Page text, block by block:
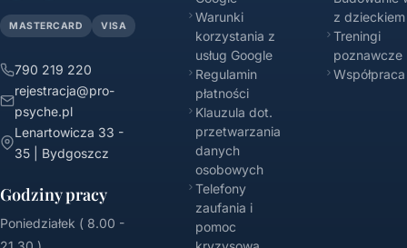
MASTERCARD VISA
790 219 220
rejestracja@pro-
psyche.pl
Lenartowicza 33 -
35 | Bydgoszcz
Godziny pracy
Poniedziałek ( 8.00 -
Warunki
korzystania z
usług Google
Regulamin
płatności
Klauzula dot.
przetwarzania
danych
osobowych
Telefony
zaufania i
pomoc
z dzieckiem
Treningi
poznawcze
Współpraca